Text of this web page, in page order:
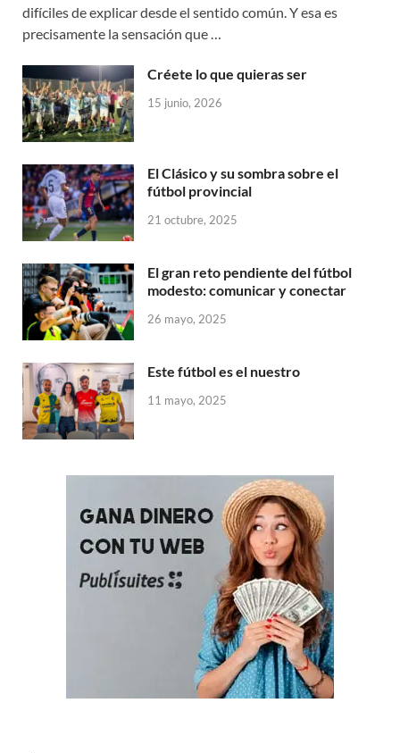
difíciles de explicar desde el sentido común. Y esa es
precisamente la sensación que …
Créete lo que quieras ser
15 junio, 2026
El Clásico y su sombra sobre el
fútbol provincial
21 octubre, 2025
El gran reto pendiente del fútbol
modesto: comunicar y conectar
26 mayo, 2025
Este fútbol es el nuestro
11 mayo, 2025